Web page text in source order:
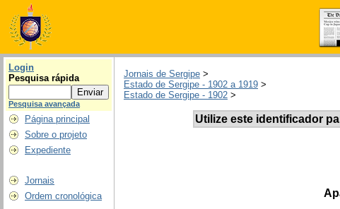
Login
Pesquisa rápida
Pesquisa avançada
Página principal
Sobre o projeto
Expediente
Jornais
Ordem cronológica
Jornais de Sergipe >
Estado de Sergipe - 1902 a 1919 >
Estado de Sergipe - 1902 >
Utilize este identificador